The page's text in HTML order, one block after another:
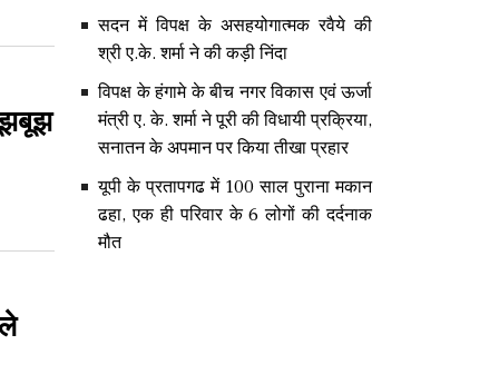
सदन में विपक्ष के असहयोगात्मक रवैये की
श्री ए.के. शर्मा ने की कड़ी निंदा
विपक्ष के हंगामे के बीच नगर विकास एवं ऊर्जा
मंत्री ए. के. शर्मा ने पूरी की विधायी प्रक्रिया,
सनातन के अपमान पर किया तीखा प्रहार
यूपी के प्रतापगढ में 100 साल पुराना मकान
ढहा, एक ही परिवार के 6 लोगों की दर्दनाक
मौत